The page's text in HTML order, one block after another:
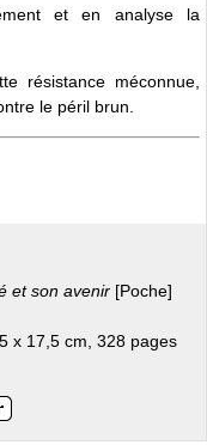
et en analyse la
résistance méconnue,
le péril brun.
et son avenir [Poche]
x 17,5 cm, 328 pages